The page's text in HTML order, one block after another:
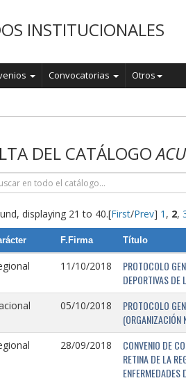
INSTITUCIONALES
Convocatorias Otros
DEL CATÁLOGO
displaying 21 to 40.[First/Prev] 1 , 2,
F.Firma Título
11/10/2018
PROTOCOLO
DEPORTIVAS DE
05/10/2018
PROTOCOLO
(ORGANIZACIÓN
28/09/2018
CONVENIO DE
RETINA DE LA
ENFERMEDADES